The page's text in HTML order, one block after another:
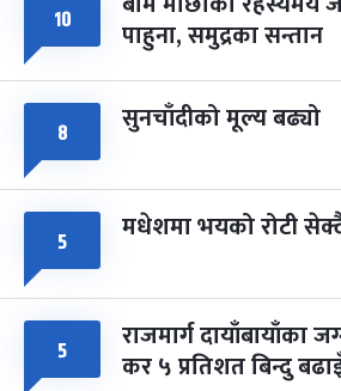
८ फागुपूर्णिमा
चैत्र ८, २०८३-Mar 22, 2027
१० पाहुना, समुद्रका सन्तान
८ सुनचाँदीको मूल्य बढ्यो
५ मधेशमा भयको रोटी
५ राजमार्ग दायाँबायाँका
कर ५ प्रतिशत बिन्दु